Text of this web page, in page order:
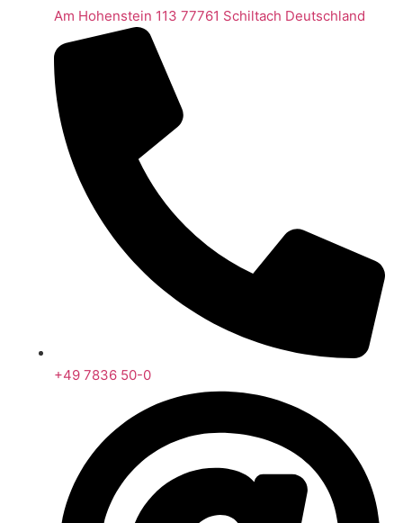
Am Hohenstein 113 77761 Schiltach Deutschland
+49 7836 50-0